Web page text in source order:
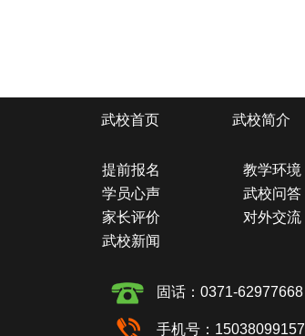
武校首页 武校简介
提前报名
教学环境
学员心声
武校问答
家长评价
对外交流
武校新闻
固话：0371-62977668
手机号：15038099157